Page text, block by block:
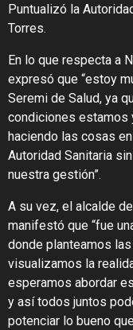
Puntualizó la
Torres.
En lo que respecta a
expresó que “estoy
Seremi de Salud, ya
condiciones estamos
haciendo las cosas
Autoridad Sanitaria
nuestra gestión”.
A su vez, el alcalde
manifestó que “fue
donde planteamos
visualizamos la
esperamos abordar
y así todos juntos
potenciar lo bueno